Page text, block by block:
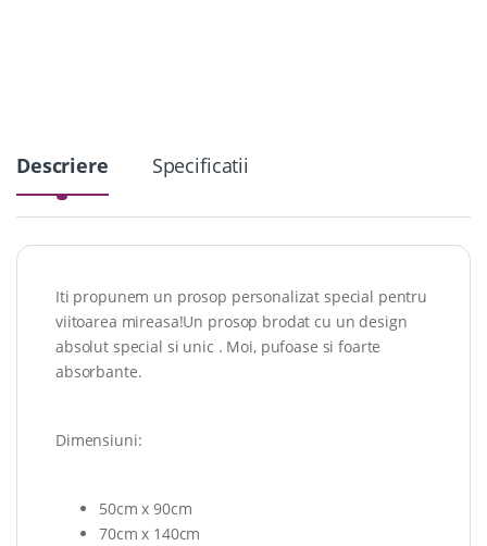
Descriere Specificatii
Iti propunem un prosop personalizat special pentru
viitoarea mireasa!Un prosop brodat cu un design
absolut special si unic . Moi, pufoase si foarte
absorbante.
Dimensiuni:
50cm x 90cm
70cm x 140cm